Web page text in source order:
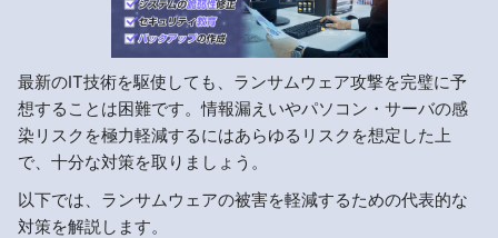
最新のIT技術を駆使しても、ランサムウェア攻撃を完璧に予
想することは困難です。情報漏えいやパソコン・サーバの感
染リスクを極力軽減するにはあらゆるリスクを想定した上
で、十分な対策を取りましょう。
以下では、ランサムウェアの被害を軽減するための代表的な
対策を解説します。